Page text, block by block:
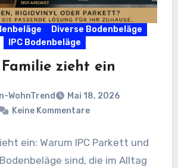
Diverse Bodenbeläge
IPC Bodenbeläge
Familie zieht ein
WohnTrend
Mai 18, 2026
Keine Kommentare
ein: Warum IPC Parkett und
sind, die im Alltag